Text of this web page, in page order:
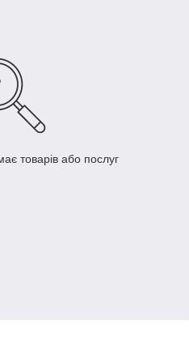
товарів або послуг